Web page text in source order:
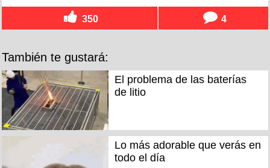
350 4
También te gustará:
El problema de las baterías
de litio
Lo más adorable que verás en
todo el día